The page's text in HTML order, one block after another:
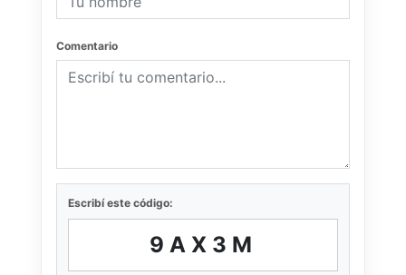
Comentario
Escribí este código:
9AX3M